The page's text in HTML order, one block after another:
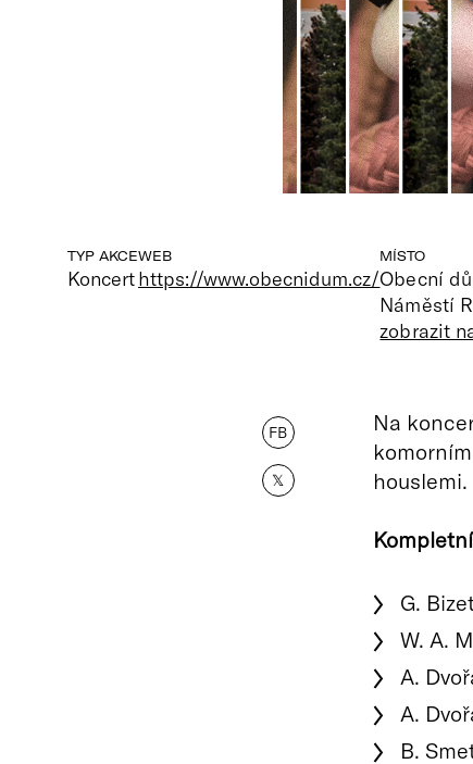
TYP AKCE
Koncert
WEB
https://www.obecnidum.cz/
MÍSTO
Obecní
Náměstí
zobrazit
FB
𝕏
Na
houslemi.
G.
W. A.
A.
A.
B.